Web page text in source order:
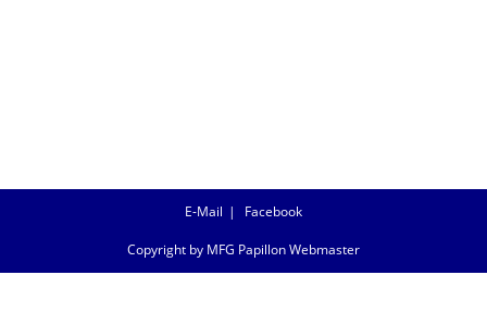
E-Mail Facebook
Copyright by MFG Papillon Webmaster